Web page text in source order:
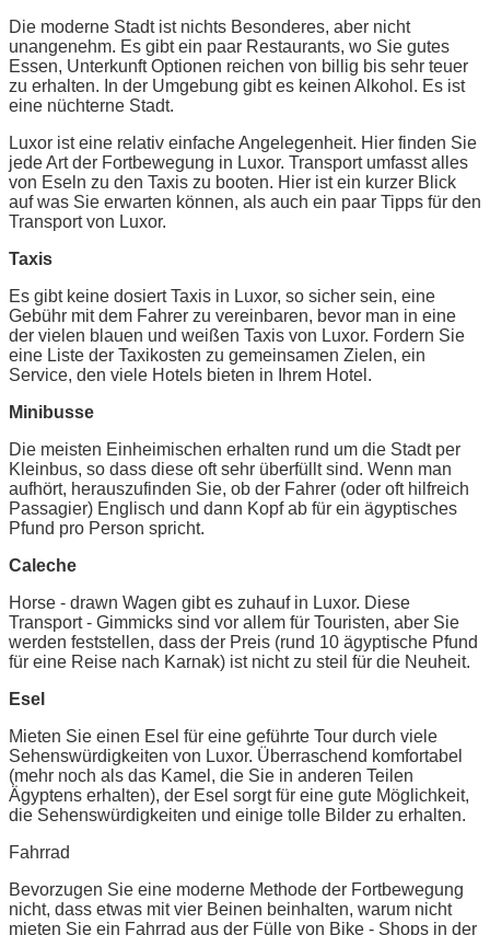
Die moderne Stadt ist nichts Besonderes, aber nicht
unangenehm. Es gibt ein paar Restaurants, wo Sie gutes
Essen, Unterkunft Optionen reichen von billig bis sehr teuer
zu erhalten. In der Umgebung gibt es keinen Alkohol. Es ist
eine nüchterne Stadt.
Luxor ist eine relativ einfache Angelegenheit. Hier finden Sie
jede Art der Fortbewegung in Luxor. Transport umfasst alles
von Eseln zu den Taxis zu booten. Hier ist ein kurzer Blick
auf was Sie erwarten können, als auch ein paar Tipps für den
Transport von Luxor.
Taxis
Es gibt keine dosiert Taxis in Luxor, so sicher sein, eine
Gebühr mit dem Fahrer zu vereinbaren, bevor man in eine
der vielen blauen und weißen Taxis von Luxor. Fordern Sie
eine Liste der Taxikosten zu gemeinsamen Zielen, ein
Service, den viele Hotels bieten in Ihrem Hotel.
Minibusse
Die meisten Einheimischen erhalten rund um die Stadt per
Kleinbus, so dass diese oft sehr überfüllt sind. Wenn man
aufhört, herauszufinden Sie, ob der Fahrer (oder oft hilfreich
Passagier) Englisch und dann Kopf ab für ein ägyptisches
Pfund pro Person spricht.
Caleche
Horse - drawn Wagen gibt es zuhauf in Luxor. Diese
Transport - Gimmicks sind vor allem für Touristen, aber Sie
werden feststellen, dass der Preis (rund 10 ägyptische Pfund
für eine Reise nach Karnak) ist nicht zu steil für die Neuheit.
Esel
Mieten Sie einen Esel für eine geführte Tour durch viele
Sehenswürdigkeiten von Luxor. Überraschend komfortabel
(mehr noch als das Kamel, die Sie in anderen Teilen
Ägyptens erhalten), der Esel sorgt für eine gute Möglichkeit,
die Sehenswürdigkeiten und einige tolle Bilder zu erhalten.
Fahrrad
Bevorzugen Sie eine moderne Methode der Fortbewegung
nicht, dass etwas mit vier Beinen beinhalten, warum nicht
mieten Sie ein Fahrrad aus der Fülle von Bike - Shops in der